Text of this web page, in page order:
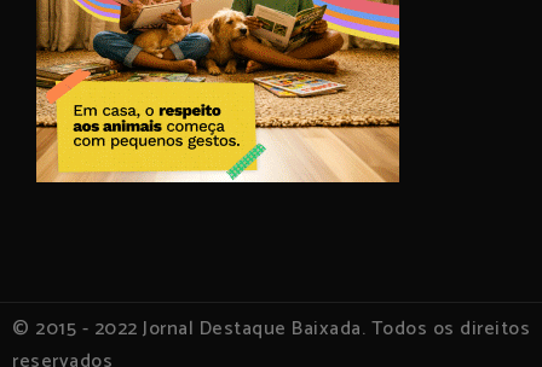
© 2015 - 2022 Jornal Destaque Baixada. Todos os direitos